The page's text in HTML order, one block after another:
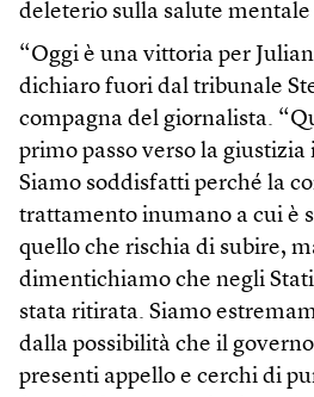
deleterio sulla salute mentale
“Oggi è una vittoria per
dichiaro fuori dal tribunale
compagna del giornalista.
primo passo verso la giustizia
Siamo soddisfatti perché la
trattamento inumano a cui è
quello che rischia di subire,
dimentichiamo che negli
stata ritirata. Siamo
dalla possibilità che il
presenti appello e cerchi di